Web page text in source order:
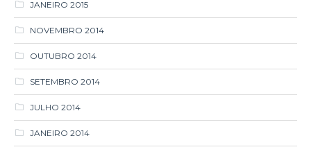
SETEMBRO 2014
JULHO 2014
JANEIRO 2014
NOVEMBRO 2013
JULHO 2013
JUNHO 2013